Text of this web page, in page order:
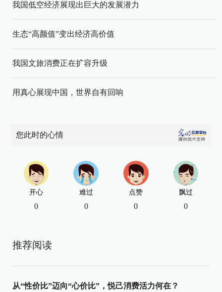
我国低空经济展现出巨大的发展潜力
生态“高颜值”变出经济高价值
我国文旅消费正在扩容升级
用真心展现中国，世界自有回响
您此时的心情
开心
0
难过
0
点赞
0
飘过
0
推荐阅读
从“性价比”迈向“心价比”，悦己消费活力何在？